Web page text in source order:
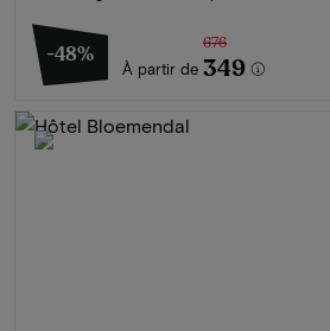
-48%
À partir de
676
349